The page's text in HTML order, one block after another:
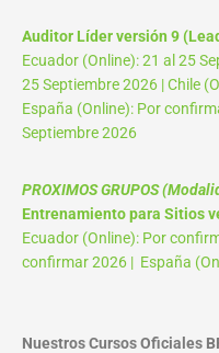
Auditor Líder versión 9
Ecuador (Online): 21 al 25
25 Septiembre 2026 | Chile
España (Online): Por
Septiembre 2026
PROXIMOS GRUPOS
Entrenamiento para Sitios
Ecuador (Online): Por
confirmar 2026 | España
Nuestros Cursos Oficiales